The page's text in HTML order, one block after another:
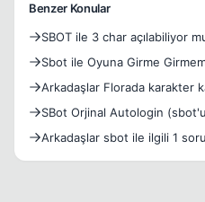
Benzer Konular
SBOT ile 3 char açılabiliyor
Sbot ile Oyuna Girme
Etkilermi
Arkadaşlar Florada karakter
silk e pin ile Euro olması Şart 7/24 vip 121 Wiz Bard ile Sbot
Amaç Yardımlaşma .
SBot Orjinal Autologin
Arkadaşlar sbot ile ilgili 1